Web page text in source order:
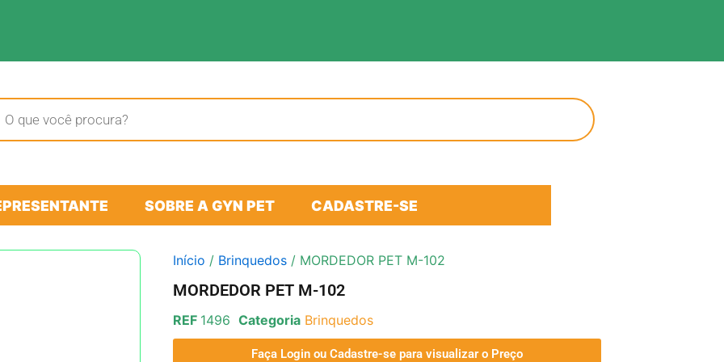
SOBRE A GYN PET CADASTRE-SE
Início / Brinquedos / MORDEDOR PET M-102
MORDEDOR PET M-102
REF 1496 Categoria Brinquedos
Faça Login ou Cadastre-se para visualizar o Preço